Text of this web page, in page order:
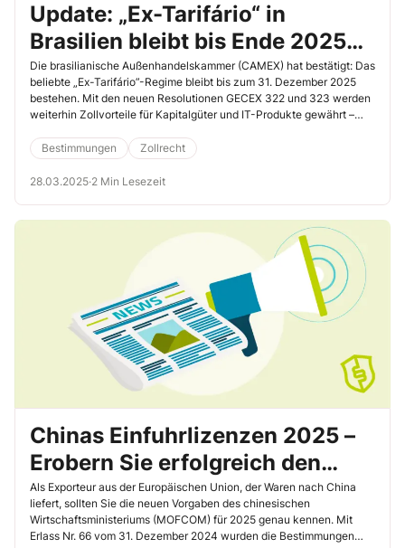
Update: „Ex-Tarifário“ in
Brasilien bleibt bis Ende 2025
bestehen – Nutzen Sie die
Vorteile und erschließen Sie
weitere Absatzmärkte
Die brasilianische Außenhandelskammer (CAMEX) hat bestätigt: Das
beliebte „Ex-Tarifário”-Regime bleibt bis zum 31. Dezember 2025
bestehen. Mit den neuen Resolutionen GECEX 322 und 323 werden
weiterhin Zollvorteile für Kapitalgüter und IT-Produkte gewährt –
Produkte zollvergünstigt nach Brasilien liefern möchten.
Bestimmungen Zollrecht
28.03.2025·2 Min Lesezeit
Chinas Einfuhrlizenzen 2025 –
Erobern Sie erfolgreich den
chinesischen Markt
Als Exporteur aus der Europäischen Union, der Waren nach China
liefert, sollten Sie die neuen Vorgaben des chinesischen
Wirtschaftsministeriums (MOFCOM) für 2025 genau kennen. Mit
Erlass Nr. 66 vom 31. Dezember 2024 wurden die Bestimmungen